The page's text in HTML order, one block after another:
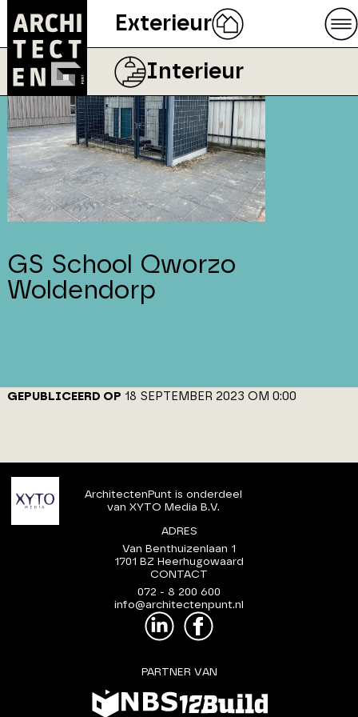
Exterieur
Interieur
GS School Qworzo
Woldendorp
GEPUBLICEERD OP 18 SEPTEMBER 2023 OM 0:00
ArchitectenPunt is onderdeel
van XYTO Media B.V.
ADRES
Van Benthuizenlaan 1
1701 BZ Heerhugowaard
CONTACT
072 - 8 200 600
info@architectenpunt.nl
PARTNER VAN